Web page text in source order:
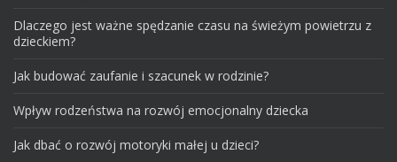
Dlaczego jest ważne spędzanie czasu na świeżym powietrzu z
dzieckiem?
Jak budować zaufanie i szacunek w rodzinie?
Wpływ rodzeństwa na rozwój emocjonalny dziecka
Jak dbać o rozwój motoryki małej u dzieci?